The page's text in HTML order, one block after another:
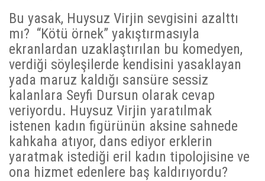
Bu yasak, Huysuz Virjin sevgisini azalttı
mı? “Kötü örnek” yakıştırmasıyla
ekranlardan uzaklaştırılan bu komedyen,
verdiği söyleşilerde kendisini yasaklayan
yada maruz kaldığı sansüre sessiz
kalanlara Seyfi Dursun olarak cevap
veriyordu. Huysuz Virjin yaratılmak
istenen kadın figürünün aksine sahnede
kahkaha atıyor, dans ediyor erklerin
yaratmak istediği eril kadın tipolojisine ve
ona hizmet edenlere baş kaldırıyordu?